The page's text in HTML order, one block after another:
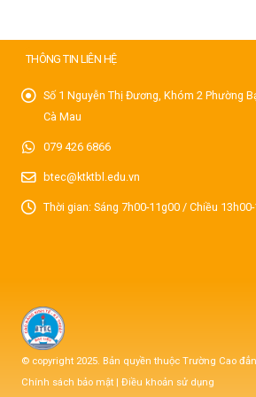
THÔNG TIN LIÊN HỆ
Số 1 Nguyễn Thị Đương, Khóm 2 Phường
Cà Mau
079 426 6866
btec@ktktbl.edu.vn
Thời gian: Sáng 7h00-11g00 / Chiều
© copyright 2025. Bản quyền thuộc Trường Cao
Chính sách bảo mật | Điều khoản sử dụng